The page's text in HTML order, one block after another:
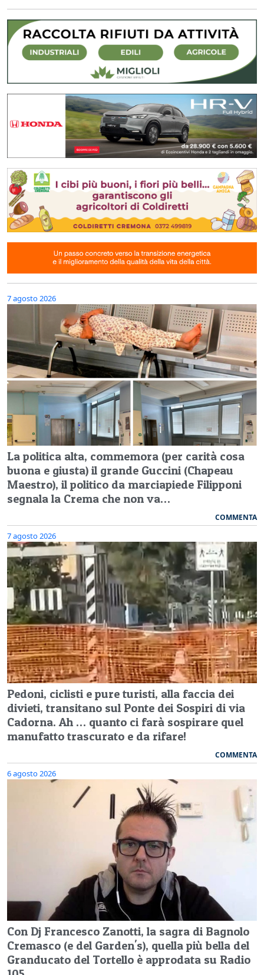
7 agosto 2026
La politica alta, commemora (per carità cosa
buona e giusta) il grande Guccini (Chapeau
Maestro), il politico da marciapiede Filipponi
segnala la Crema che non va…
COMMENTA
7 agosto 2026
Pedoni, ciclisti e pure turisti, alla faccia dei
divieti, transitano sul Ponte dei Sospiri di via
Cadorna. Ah … quanto ci farà sospirare quel
manufatto trascurato e da rifare!
COMMENTA
6 agosto 2026
Con Dj Francesco Zanotti, la sagra di Bagnolo
Cremasco (e del Garden's), quella più bella del
Granducato del Tortello è approdata su Radio